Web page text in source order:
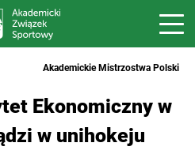
Akademickie Mistrzostwa Polski
Ekonomiczny w
w unihokeju